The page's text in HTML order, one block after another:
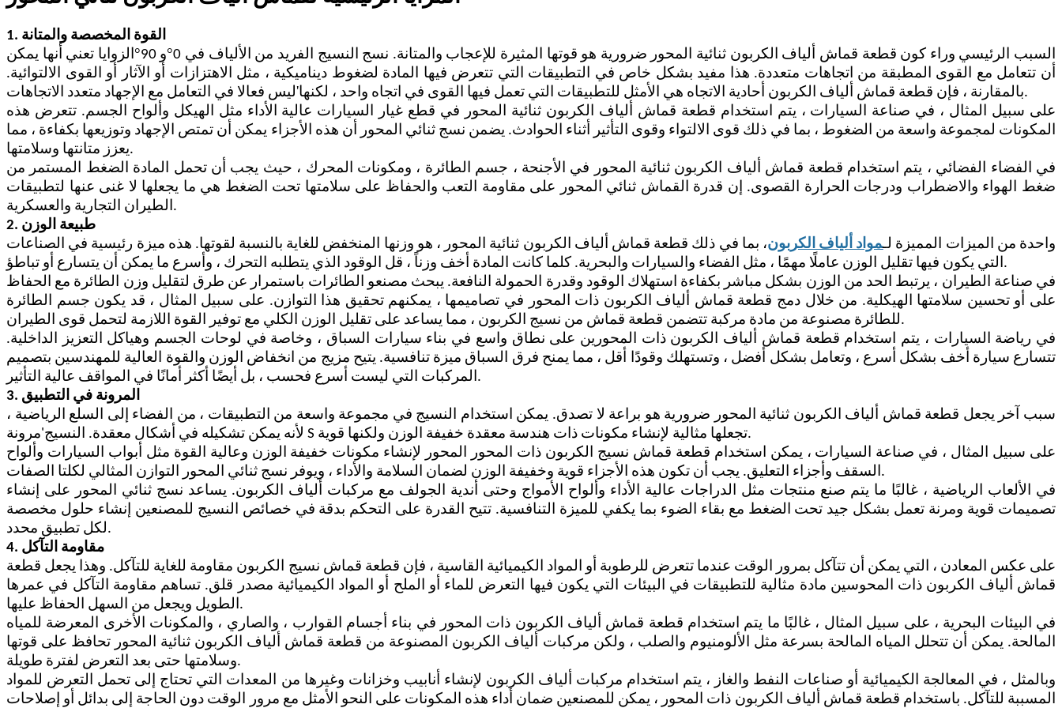
1. القوة المخصصة والمتانة
السبب الرئيسي وراء كون قطعة قماش ألياف الكربون ثنائية المحور ضرورية هو قوتها المثيرة للإعجاب والمتانة. نسج النسيج الفريد من الألياف في 0
°و 90 °الزوايا تعني أنها يمكن
أن تتعامل مع القوى المطبقة من اتجاهات متعددة. هذا مفيد بشكل خاص في التطبيقات التي تتعرض فيها المادة لضغوط ديناميكية ، مثل الاهتزازات أو الآثار أو القوى الالتوائية.
بالمقارنة ، فإن قطعة قماش ألياف الكربون أحادية الاتجاه هي الأمثل للتطبيقات التي تعمل فيها القوى في اتجاه واحد ، لكنها'
ليس فعالا في التعامل مع الإجهاد متعدد الاتجاهات.
على سبيل المثال ، في صناعة السيارات ، يتم استخدام قطعة قماش ألياف الكربون ثنائية المحور في قطع غيار السيارات عالية الأداء مثل الهيكل وألواح الجسم. تتعرض هذه
المكونات لمجموعة واسعة من الضغوط ، بما في ذلك قوى الالتواء وقوى التأثير أثناء الحوادث. يضمن نسج ثنائي المحور أن هذه الأجزاء يمكن أن تمتص الإجهاد وتوزيعها بكفاءة ، مما
يعزز متانتها وسلامتها.
في الفضاء الفضائي ، يتم استخدام قطعة قماش ألياف الكربون ثنائية المحور في الأجنحة ، جسم الطائرة ، ومكونات المحرك ، حيث يجب أن تحمل المادة الضغط المستمر من
ضغط الهواء والاضطراب ودرجات الحرارة القصوى. إن قدرة القماش ثنائي المحور على مقاومة التعب والحفاظ على سلامتها تحت الضغط هي ما يجعلها لا غنى عنها لتطبيقات
الطيران التجارية والعسكرية.
2. طبيعة الوزن
واحدة من الميزات المميزة لـمواد ألياف الكربون، بما في ذلك قطعة قماش ألياف الكربون ثنائية المحور ، هو وزنها المنخفض للغاية بالنسبة لقوتها. هذه ميزة رئيسية في الصناعات
التي يكون فيها تقليل الوزن عاملًا مهمًا ، مثل الفضاء والسيارات والبحرية. كلما كانت المادة أخف وزناً ، قل الوقود الذي يتطلبه التحرك ، وأسرع ما يمكن أن يتسارع أو تباطؤ.
في صناعة الطيران ، يرتبط الحد من الوزن بشكل مباشر بكفاءة استهلاك الوقود وقدرة الحمولة النافعة. يبحث مصنعو الطائرات باستمرار عن طرق لتقليل وزن الطائرة مع الحفاظ
على أو تحسين سلامتها الهيكلية. من خلال دمج قطعة قماش ألياف الكربون ذات المحور في تصاميمها ، يمكنهم تحقيق هذا التوازن. على سبيل المثال ، قد يكون جسم الطائرة
للطائرة مصنوعة من مادة مركبة تتضمن قطعة قماش من نسيج الكربون ، مما يساعد على تقليل الوزن الكلي مع توفير القوة اللازمة لتحمل قوى الطيران.
في رياضة السيارات ، يتم استخدام قطعة قماش ألياف الكربون ذات المحورين على نطاق واسع في بناء سيارات السباق ، وخاصة في لوحات الجسم وهياكل التعزيز الداخلية.
تتسارع سيارة أخف بشكل أسرع ، وتعامل بشكل أفضل ، وتستهلك وقودًا أقل ، مما يمنح فرق السباق ميزة تنافسية. يتيح مزيج من انخفاض الوزن والقوة العالية للمهندسين بتصميم
المركبات التي ليست أسرع فحسب ، بل أيضًا أكثر أمانًا في المواقف عالية التأثير.
3. المرونة في التطبيق
سبب آخر يجعل قطعة قماش ألياف الكربون ثنائية المحور ضرورية هو براعة لا تصدق. يمكن استخدام النسيج في مجموعة واسعة من التطبيقات ، من الفضاء إلى السلع الرياضية ،
لأنه يمكن تشكيله في أشكال معقدة. النسيج'
مرونة S تجعلها مثالية لإنشاء مكونات ذات هندسة معقدة خفيفة الوزن ولكنها قوية.
على سبيل المثال ، في صناعة السيارات ، يمكن استخدام قطعة قماش نسيج الكربون ذات المحور المحور لإنشاء مكونات خفيفة الوزن وعالية القوة مثل أبواب السيارات وألواح
السقف وأجزاء التعليق. يجب أن تكون هذه الأجزاء قوية وخفيفة الوزن لضمان السلامة والأداء ، ويوفر نسج ثنائي المحور التوازن المثالي لكلتا الصفات.
في الألعاب الرياضية ، غالبًا ما يتم صنع منتجات مثل الدراجات عالية الأداء وألواح الأمواج وحتى أندية الجولف مع مركبات ألياف الكربون. يساعد نسج ثنائي المحور على إنشاء
تصميمات قوية ومرنة تعمل بشكل جيد تحت الضغط مع بقاء الضوء بما يكفي للميزة التنافسية. تتيح القدرة على التحكم بدقة في خصائص النسيج للمصنعين إنشاء حلول مخصصة
لكل تطبيق محدد.
4. مقاومة التآكل
على عكس المعادن ، التي يمكن أن تتآكل بمرور الوقت عندما تتعرض للرطوبة أو المواد الكيميائية القاسية ، فإن قطعة قماش نسيج الكربون مقاومة للغاية للتآكل. وهذا يجعل قطعة
قماش ألياف الكربون ذات المحوسين مادة مثالية للتطبيقات في البيئات التي يكون فيها التعرض للماء أو الملح أو المواد الكيميائية مصدر قلق. تساهم مقاومة التآكل في عمرها
الطويل ويجعل من السهل الحفاظ عليها.
في البيئات البحرية ، على سبيل المثال ، غالبًا ما يتم استخدام قطعة قماش ألياف الكربون ذات المحور في بناء أجسام القوارب ، والصاري ، والمكونات الأخرى المعرضة للمياه
المالحة. يمكن أن تتحلل المياه المالحة بسرعة مثل الألومنيوم والصلب ، ولكن مركبات ألياف الكربون المصنوعة من قطعة قماش ألياف الكربون ثنائية المحور تحافظ على قوتها
وسلامتها حتى بعد التعرض لفترة طويلة.
وبالمثل ، في المعالجة الكيميائية أو صناعات النفط والغاز ، يتم استخدام مركبات ألياف الكربون لإنشاء أنابيب وخزانات وغيرها من المعدات التي تحتاج إلى تحمل التعرض للمواد
المسببة للتآكل. باستخدام قطعة قماش ألياف الكربون ذات المحور ، يمكن للمصنعين ضمان أداء هذه المكونات على النحو الأمثل مع مرور الوقت دون الحاجة إلى بدائل أو إصلاحات